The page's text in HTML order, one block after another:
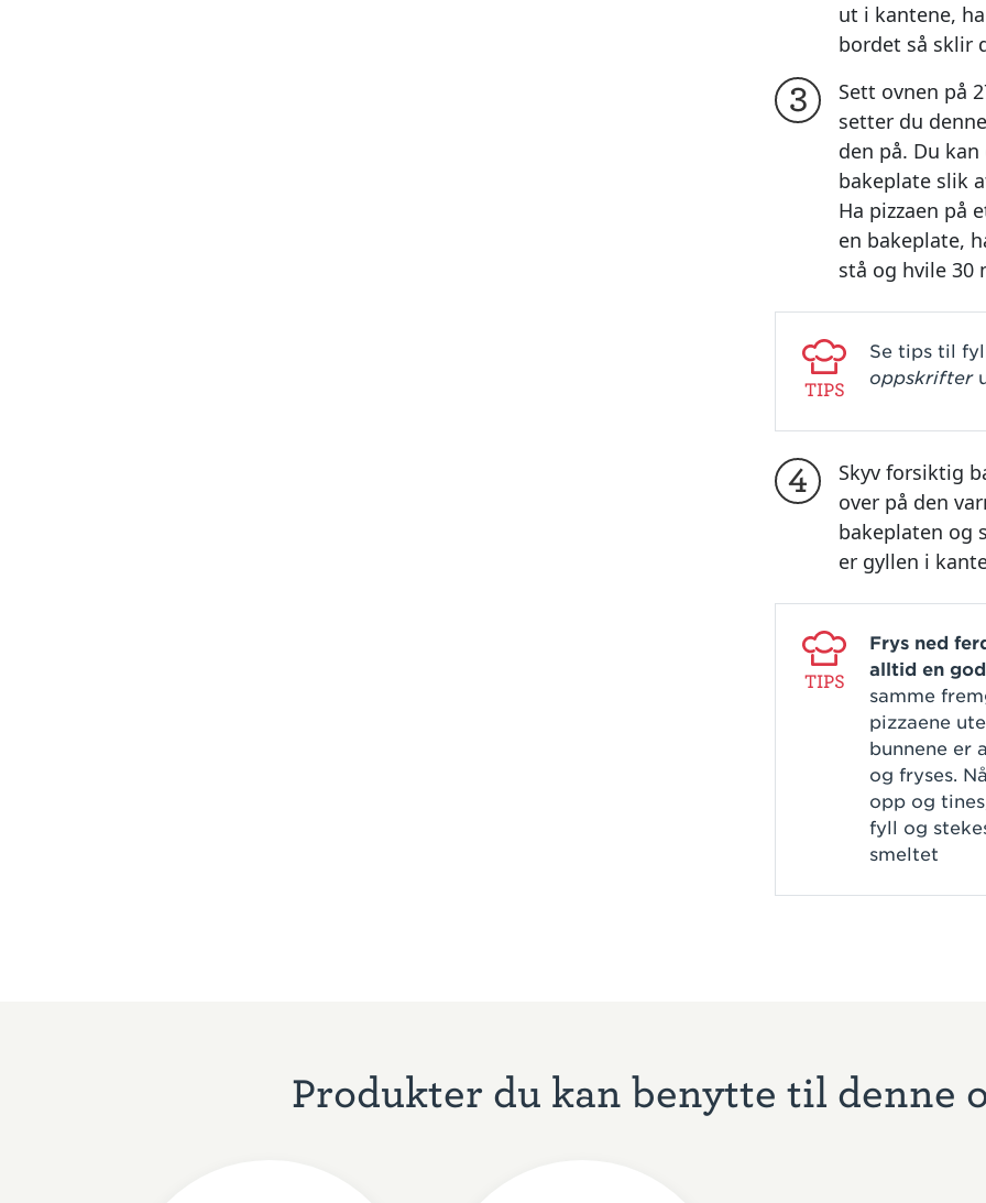
ut i kantene,
bordet så sklir
3
Sett ovnen på
setter du
den på. Du
bakeplate slik
Ha pizzaen på
en bakeplate,
stå og hvile 30
TIPS
Se tips til
oppskrifter
4
Skyv forsiktig
over på den
bakeplaten og
er gyllen i
TIPS
Frys ned
alltid en
samme
pizzaene
bunnene er
og fryses.
opp og
fyll og
smeltet
Produkter du kan benytte til denne